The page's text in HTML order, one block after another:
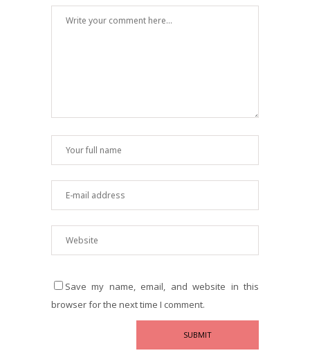
Save my name, email, and website in this
browser for the next time I comment.